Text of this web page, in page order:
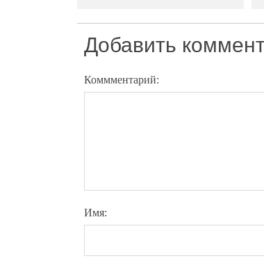
Добавить
Коммментарий:
Имя: